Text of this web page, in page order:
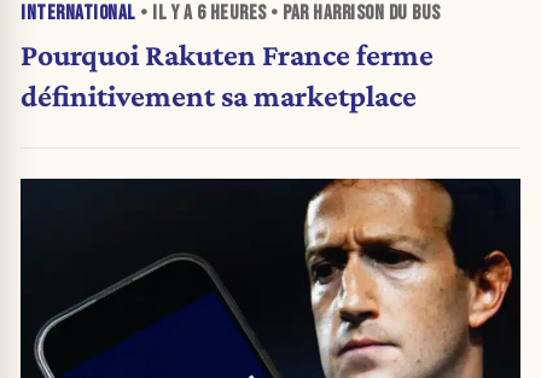
INTERNATIONAL • IL Y A 6 HEURES• PAR HARRISON DU BUS
Pourquoi Rakuten France ferme
définitivement sa marketplace